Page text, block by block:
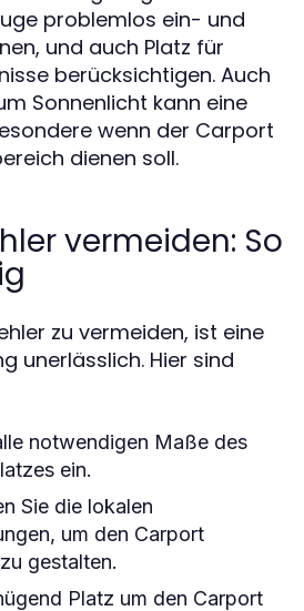
problemlos ein- und
und auch Platz für
berücksichtigen. Auch
Sonnenlicht kann eine
wenn der Carport
dienen soll.
vermeiden: So
zu vermeiden, ist eine
unerlässlich. Hier sind
notwendigen Maße des
ein.
Sie die lokalen
um den Carport
gestalten.
Platz um den Carport